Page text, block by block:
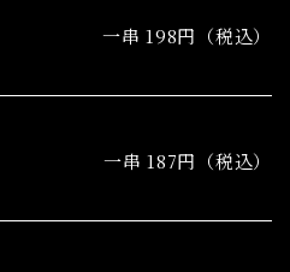
一串 198円（税込）
一串 187円（税込）